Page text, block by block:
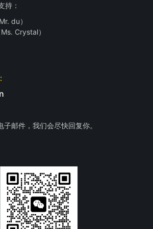
持：
du）
Crystal）
邮件，我们会尽快回复你。